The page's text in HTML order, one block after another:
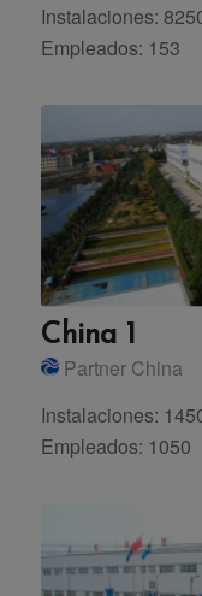
Instalaciones:
Empleados: 153
China 1
Partner China
Instalaciones:
Empleados: 1050